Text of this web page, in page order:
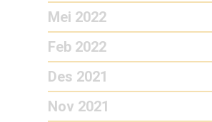
Mei 2022
Feb 2022
Des 2021
Nov 2021